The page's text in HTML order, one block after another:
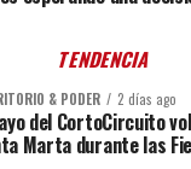
TENDENCIA
& PODER 2 días ago
del CortoCircuito
Marta durante las